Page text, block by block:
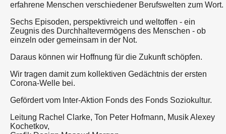
erfahrene Menschen verschiedener Berufswelten zum Wort.
Sechs Episoden, perspektivreich und weltoffen - ein
Zeugnis des Durchhaltevermögens des Menschen - ob
einzeln oder gemeinsam in der Not.
Daraus können wir Hoffnung für die Zukunft schöpfen.
Wir tragen damit zum kollektiven Gedächtnis der ersten
Corona-Welle bei.
Gefördert vom Inter-Aktion Fonds des Fonds Soziokultur.
Leitung Rachel Clarke, Ton Peter Hofmann, Musik Alexey
Kochetkov,